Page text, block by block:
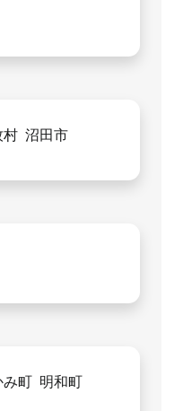
村 沼田市
み町 明和町